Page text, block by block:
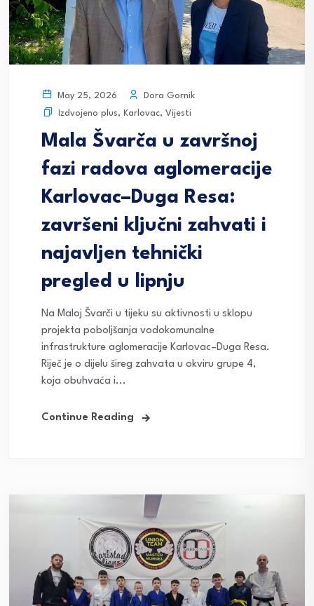
May 25, 2026
Dora Gornik
Izdvojeno plus, Karlovac, Vijesti
Mala Švarča u završnoj
fazi radova aglomeracije
Karlovac–Duga Resa:
završeni ključni zahvati i
najavljen tehnički
pregled u lipnju
Na Maloj Švarči u tijeku su aktivnosti u sklopu
projekta poboljšanja vodokomunalne
infrastrukture aglomeracije Karlovac–Duga Resa.
Riječ je o dijelu šireg zahvata u okviru grupe 4,
koja obuhvaća i...
Continue Reading